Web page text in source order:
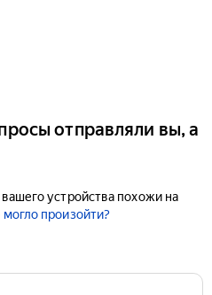
отправляли вы, а
устройства похожи на
произойти?